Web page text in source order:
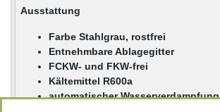
Ausstattung
Farbe Stahlgrau, rostfrei
Entnehmbare Ablagegitter
FCKW- und FKW-frei
Kältemittel R600a
automatischer Wasserverdampfung